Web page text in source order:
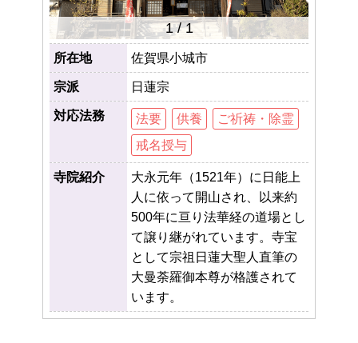
1/1
所在地 佐賀県小城市
宗派 日蓮宗
対応法務 法要 供養
ご祈祷・除霊
戒名授与
寺院紹介
大永元年（1521年）に日能上
人に依って開山され、以来約
500年に亘り法華経の道場とし
て譲り継がれています。寺宝
として宗祖日蓮大聖人直筆の
大曼荼羅御本尊が格護されて
います。